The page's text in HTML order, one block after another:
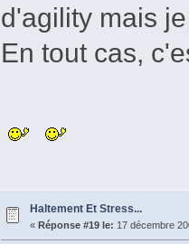
d'agility mais
En tout cas,
Haltement Et Stress...
« Réponse #19 le: 17 décembre